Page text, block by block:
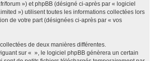
forum ») et phpBB (désigné ci-après par « logiciel
») utilisent toutes les informations collectées lors
de votre part (désignées ci-après par « vos
de deux manières différentes.
sur « », le logiciel phpBB génèrera un certain